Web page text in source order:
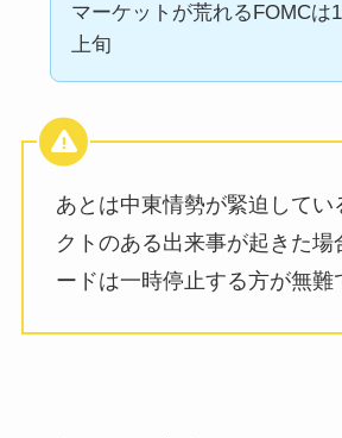
マーケットが荒れるFOMCは
上旬
あとは中東情勢が緊迫してい
クトのある出来事が起きた場
ードは一時停止する方が無難